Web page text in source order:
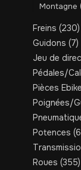
Montagne
Freins (230)
Guidons (7)
Jeu de
Pédales/
Pièces Ebike
Poignées/
Potences
Roues (355)